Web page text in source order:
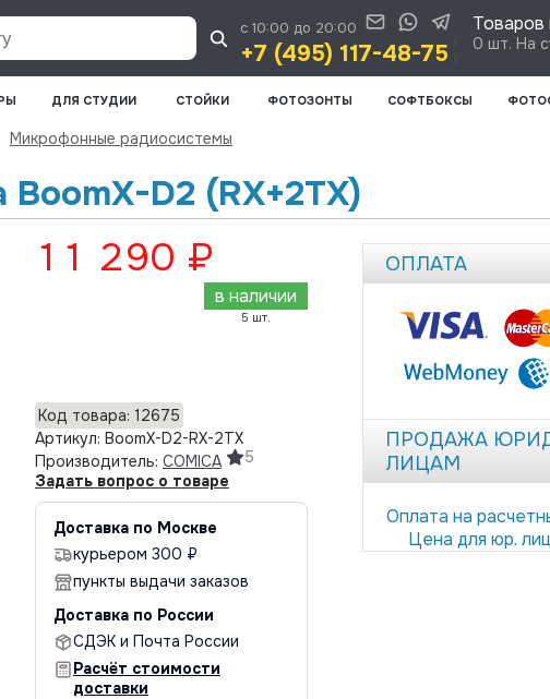
Товаров
0 шт. На
с 10:00 до 20:00
+7 (495) 117-48-75
ДЛЯ СТУДИИ СТОЙКИ ФОТОЗОНТЫ СОФТБОКСЫ
Микрофонные радиосистемы
D2 (RX+2TX)
ОПЛАТА
ПРОДАЖА
ЛИЦАМ
Оплата на
Цена для юр.
11 290 ₽
в наличии
5 шт.
Код товара: 12675
Артикул: BoomX-D2-RX-2TX
Производитель: COMICA
5
Задать вопрос о товаре
Доставка по Москве
курьером 300 ₽
пункты выдачи заказов
Доставка по России
СДЭК и Почта России
Расчёт стоимости
доставки